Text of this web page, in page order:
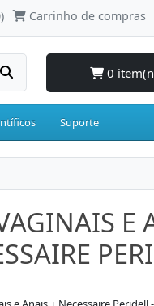
Carrinho de compras
0
Suporte
E